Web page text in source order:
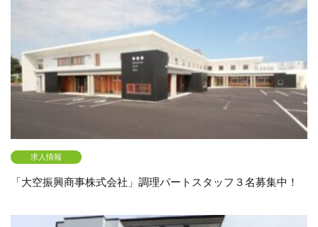
求人情報
「大空振興商事株式会社」調理パートスタッフ３名募集中！